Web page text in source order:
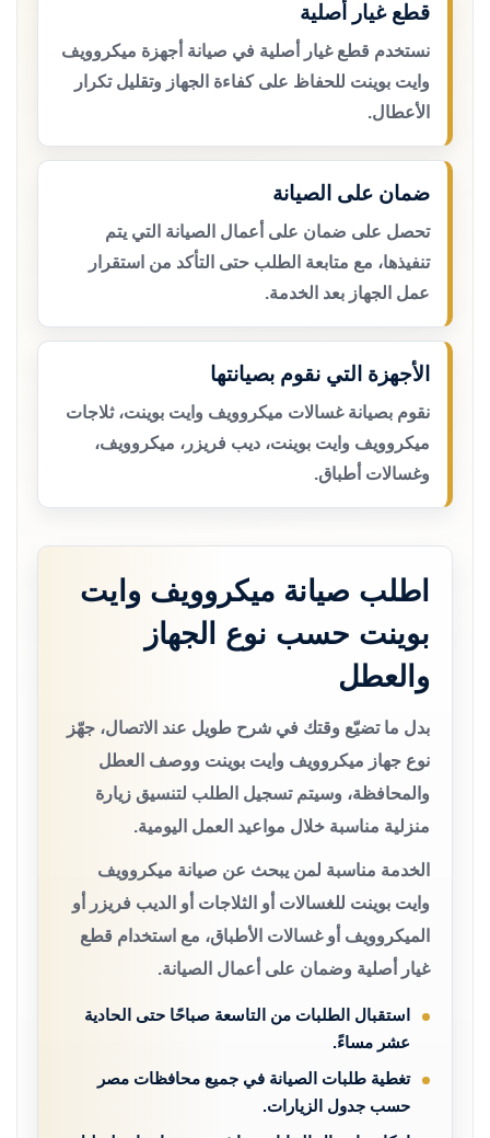
قطع غيار أصلية
نستخدم قطع غيار أصلية في صيانة أجهزة ميكروويف
وايت بوينت للحفاظ على كفاءة الجهاز وتقليل تكرار
الأعطال.
ضمان على الصيانة
تحصل على ضمان على أعمال الصيانة التي يتم
تنفيذها، مع متابعة الطلب حتى التأكد من استقرار
عمل الجهاز بعد الخدمة.
الأجهزة التي نقوم بصيانتها
نقوم بصيانة غسالات ميكروويف وايت بوينت، ثلاجات
ميكروويف وايت بوينت، ديب فريزر، ميكروويف،
وغسالات أطباق.
اطلب صيانة ميكروويف وايت
بوينت حسب نوع الجهاز
والعطل
بدل ما تضيّع وقتك في شرح طويل عند الاتصال، جهّز
نوع جهاز ميكروويف وايت بوينت ووصف العطل
والمحافظة، وسيتم تسجيل الطلب لتنسيق زيارة
منزلية مناسبة خلال مواعيد العمل اليومية.
الخدمة مناسبة لمن يبحث عن صيانة ميكروويف
وايت بوينت للغسالات أو الثلاجات أو الديب فريزر أو
الميكروويف أو غسالات الأطباق، مع استخدام قطع
غيار أصلية وضمان على أعمال الصيانة.
استقبال الطلبات من التاسعة صباحًا حتى الحادية
عشر مساءً.
تغطية طلبات الصيانة في جميع محافظات مصر
حسب جدول الزيارات.